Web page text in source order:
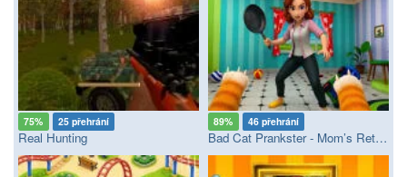
75% 25 přehrání
Real Hunting
89% 46 přehrání
Bad Cat Prankster - Mom’s Return